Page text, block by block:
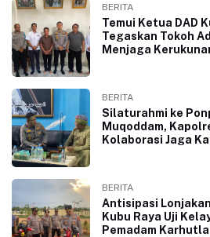
BERITA
Temui Ketua DAD
Tegaskan Tokoh
Menjaga
BERITA
Silaturahmi ke
Muqoddam,
Kolaborasi Jaga
BERITA
Antisipasi
Kubu Raya Uji
Pemadam Karhutla